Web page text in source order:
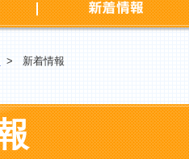
> 新着情報